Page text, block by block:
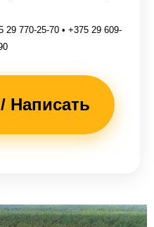
770-25-70 • +375 29 609-
Написать